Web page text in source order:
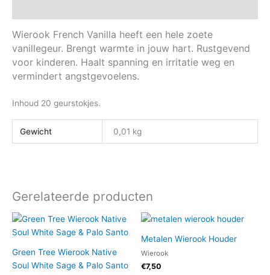
Wierook French Vanilla heeft een hele zoete
vanillegeur. Brengt warmte in jouw hart. Rustgevend
voor kinderen. Haalt spanning en irritatie weg en
vermindert angstgevoelens.
Inhoud 20 geurstokjes.
Gewicht 0,01 kg
Gerelateerde producten
Green Tree Wierook Native
Soul White Sage & Palo Santo
Metalen Wierook Houder
Wierook
€7,50